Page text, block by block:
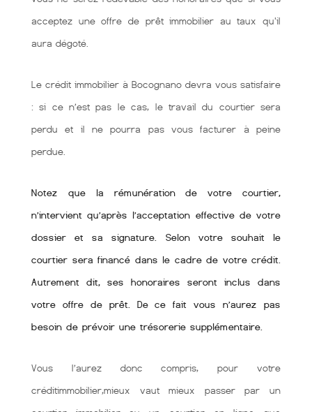
acceptez une offre de prêt immobilier au taux qu'il
aura dégoté.
Le crédit immobilier à Bocognano devra vous satisfaire
: si ce n’est pas le cas, le travail du courtier sera
perdu et il ne pourra pas vous facturer à peine
perdue.
Notez que la rémunération de votre courtier,
n’intervient qu’après l’acceptation effective de votre
dossier et sa signature. Selon votre souhait le
courtier sera financé dans le cadre de votre crédit.
Autrement dit, ses honoraires seront inclus dans
votre offre de prêt. De ce fait vous n’aurez pas
besoin de prévoir une trésorerie supplémentaire.
Vous l’aurez donc compris, pour votre
créditimmobilier,mieux vaut mieux passer par un